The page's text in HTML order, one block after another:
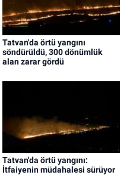
Tatvan'da örtü yangını
söndürüldü, 300 dönümlük
alan zarar gördü
Tatvan'da örtü yangını:
İtfaiyenin müdahalesi sürüyor